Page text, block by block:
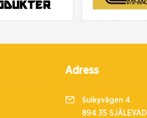
Adress
Sulkyvägen 4
894 35 SJÄLEVAD